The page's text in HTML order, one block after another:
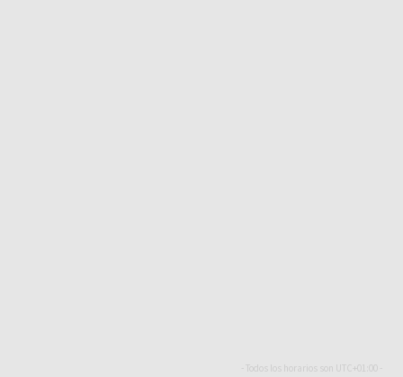
- Todos los horarios son UTC+01:00